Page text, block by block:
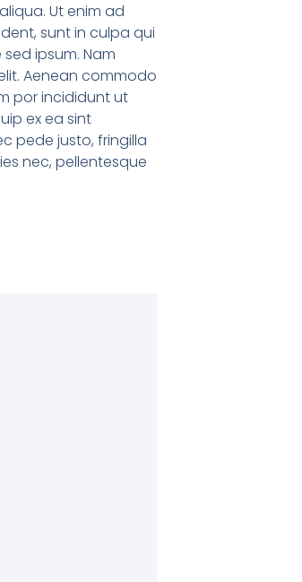
Ut enim ad
sunt in culpa qui
ipsum. Nam
Aenean commodo
por incididunt ut
ex ea sint
pede justo, fringilla
nec, pellentesque